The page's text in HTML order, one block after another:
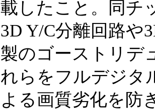
載したこと。同チ
3D Y/C分離回路や
製のゴーストリデ
れらをフルデジタ
よる画質劣化を防